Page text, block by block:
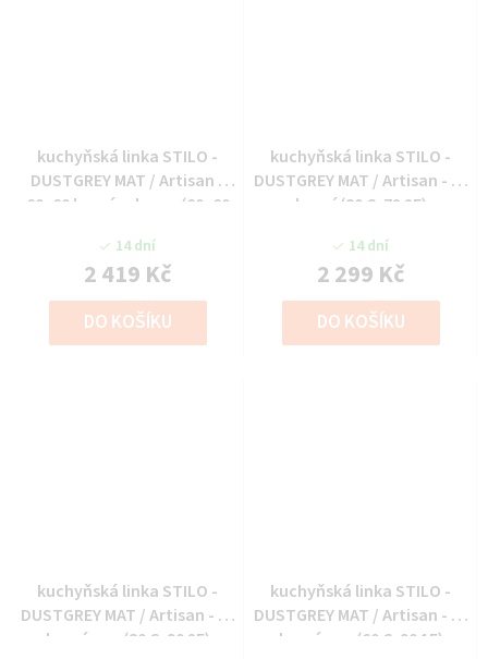
kuchyňská linka STILO -
DUSTGREY MAT / Artisan -
60x60 horní roh vys. (60x60
14 dní
2 419 Kč
DO KOŠÍKU
kuchyňská linka STILO -
DUSTGREY MAT / Artisan - 80
horní (80 G-72 2F)
14 dní
2 299 Kč
DO KOŠÍKU
kuchyňská linka STILO -
DUSTGREY MAT / Artisan - 80
horní vys. (80 G-90 2F)
kuchyňská linka STILO -
DUSTGREY MAT / Artisan - 60
horní vys. (60 G-90 1F)